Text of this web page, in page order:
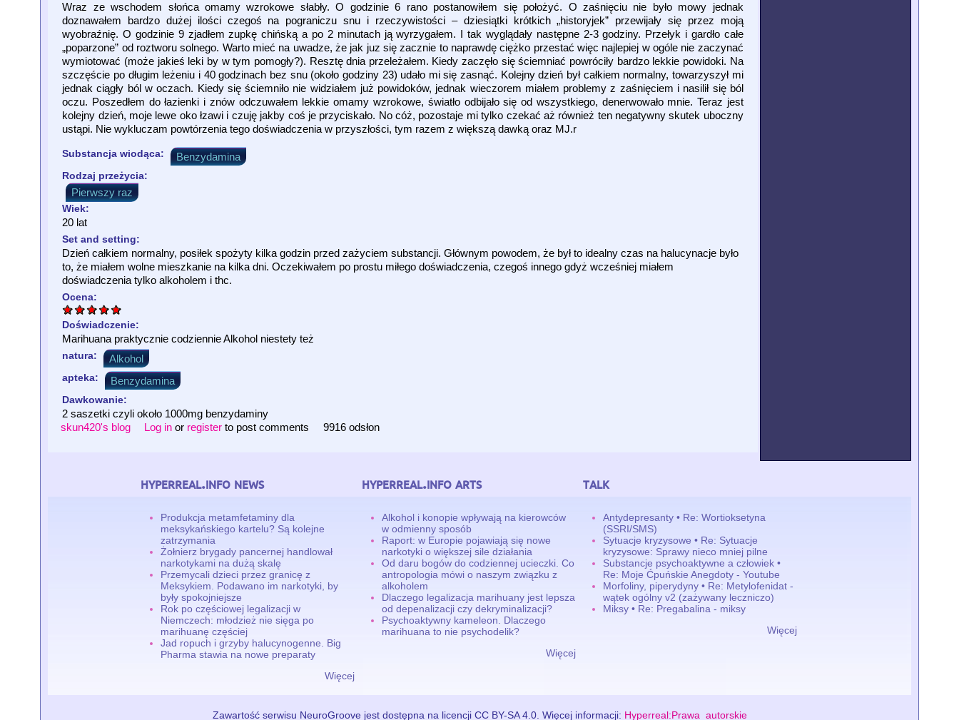
Wraz ze wschodem słońca omamy wzrokowe słabły. O godzinie 6 rano postanowiłem się położyć. O zaśnięciu nie było mowy jednak
doznawałem bardzo dużej ilości czegoś na pograniczu snu i rzeczywistości – dziesiątki krótkich „historyjek” przewijały się przez moją
wyobraźnię. O godzinie 9 zjadłem zupkę chińską a po 2 minutach ją wyrzygałem. I tak wyglądały następne 2-3 godziny. Przełyk i gardło całe
„poparzone” od roztworu solnego. Warto mieć na uwadze, że jak juz się zacznie to naprawdę ciężko przestać więc najlepiej w ogóle nie zaczynać
wymiotować (może jakieś leki by w tym pomogły?). Resztę dnia przeleżałem. Kiedy zaczęło się ściemniać powróciły bardzo lekkie powidoki. Na
szczęście po długim leżeniu i 40 godzinach bez snu (około godziny 23) udało mi się zasnąć. Kolejny dzień był całkiem normalny, towarzyszył mi
jednak ciągły ból w oczach. Kiedy się ściemniło nie widziałem już powidoków, jednak wieczorem miałem problemy z zaśnięciem i nasilił się ból
oczu. Poszedłem do łazienki i znów odczuwałem lekkie omamy wzrokowe, światło odbijało się od wszystkiego, denerwowało mnie. Teraz jest
kolejny dzień, moje lewe oko łzawi i czuję jakby coś je przyciskało. No cóż, pozostaje mi tylko czekać aż również ten negatywny skutek uboczny
ustąpi. Nie wykluczam powtórzenia tego doświadczenia w przyszłości, tym razem z większą dawką oraz MJ.r
Substancja wiodąca: Benzydamina
Rodzaj przeżycia:
Pierwszy raz
Wiek:
20 lat
Set and setting:
Dzień całkiem normalny, posiłek spożyty kilka godzin przed zażyciem substancji. Głównym powodem, że był to idealny czas na halucynacje było
to, że miałem wolne mieszkanie na kilka dni. Oczekiwałem po prostu miłego doświadczenia, czegoś innego gdyż wcześniej miałem
doświadczenia tylko alkoholem i thc.
Ocena:
Doświadczenie:
Marihuana praktycznie codziennie Alkohol niestety też
natura: Alkohol
apteka: Benzydamina
Dawkowanie:
2 saszetki czyli około 1000mg benzydaminy
skun420's blog
Log in or register to post comments 9916 odsłon
hyperreal.info news
Produkcja metamfetaminy dla
meksykańskiego kartelu? Są kolejne
zatrzymania
Żołnierz brygady pancernej handlował
narkotykami na dużą skalę
Przemycali dzieci przez granicę z
Meksykiem. Podawano im narkotyki, by
były spokojniejsze
Rok po częściowej legalizacji w
Niemczech: młodzież nie sięga po
marihuanę częściej
Jad ropuch i grzyby halucynogenne. Big
Pharma stawia na nowe preparaty
Więcej
hyperreal.info arts
Alkohol i konopie wpływają na kierowców
w odmienny sposób
Raport: w Europie pojawiają się nowe
narkotyki o większej sile działania
Od daru bogów do codziennej ucieczki. Co
antropologia mówi o naszym związku z
alkoholem
Dlaczego legalizacja marihuany jest lepsza
od depenalizacji czy dekryminalizacji?
Psychoaktywny kameleon. Dlaczego
marihuana to nie psychodelik?
Więcej
talk
Antydepresanty • Re: Wortioksetyna
(SSRI/SMS)
Sytuacje kryzysowe • Re: Sytuacje
kryzysowe: Sprawy nieco mniej pilne
Substancje psychoaktywne a człowiek •
Re: Moje Ćpuńskie Anegdoty - Youtube
Morfoliny, piperydyny • Re: Metylofenidat -
wątek ogólny v2 (zażywany leczniczo)
Miksy • Re: Pregabalina - miksy
Więcej
Zawartość serwisu NeuroGroove jest dostępna na licencji CC BY-SA 4.0. Więcej informacji: Hyperreal:Prawa_autorskie